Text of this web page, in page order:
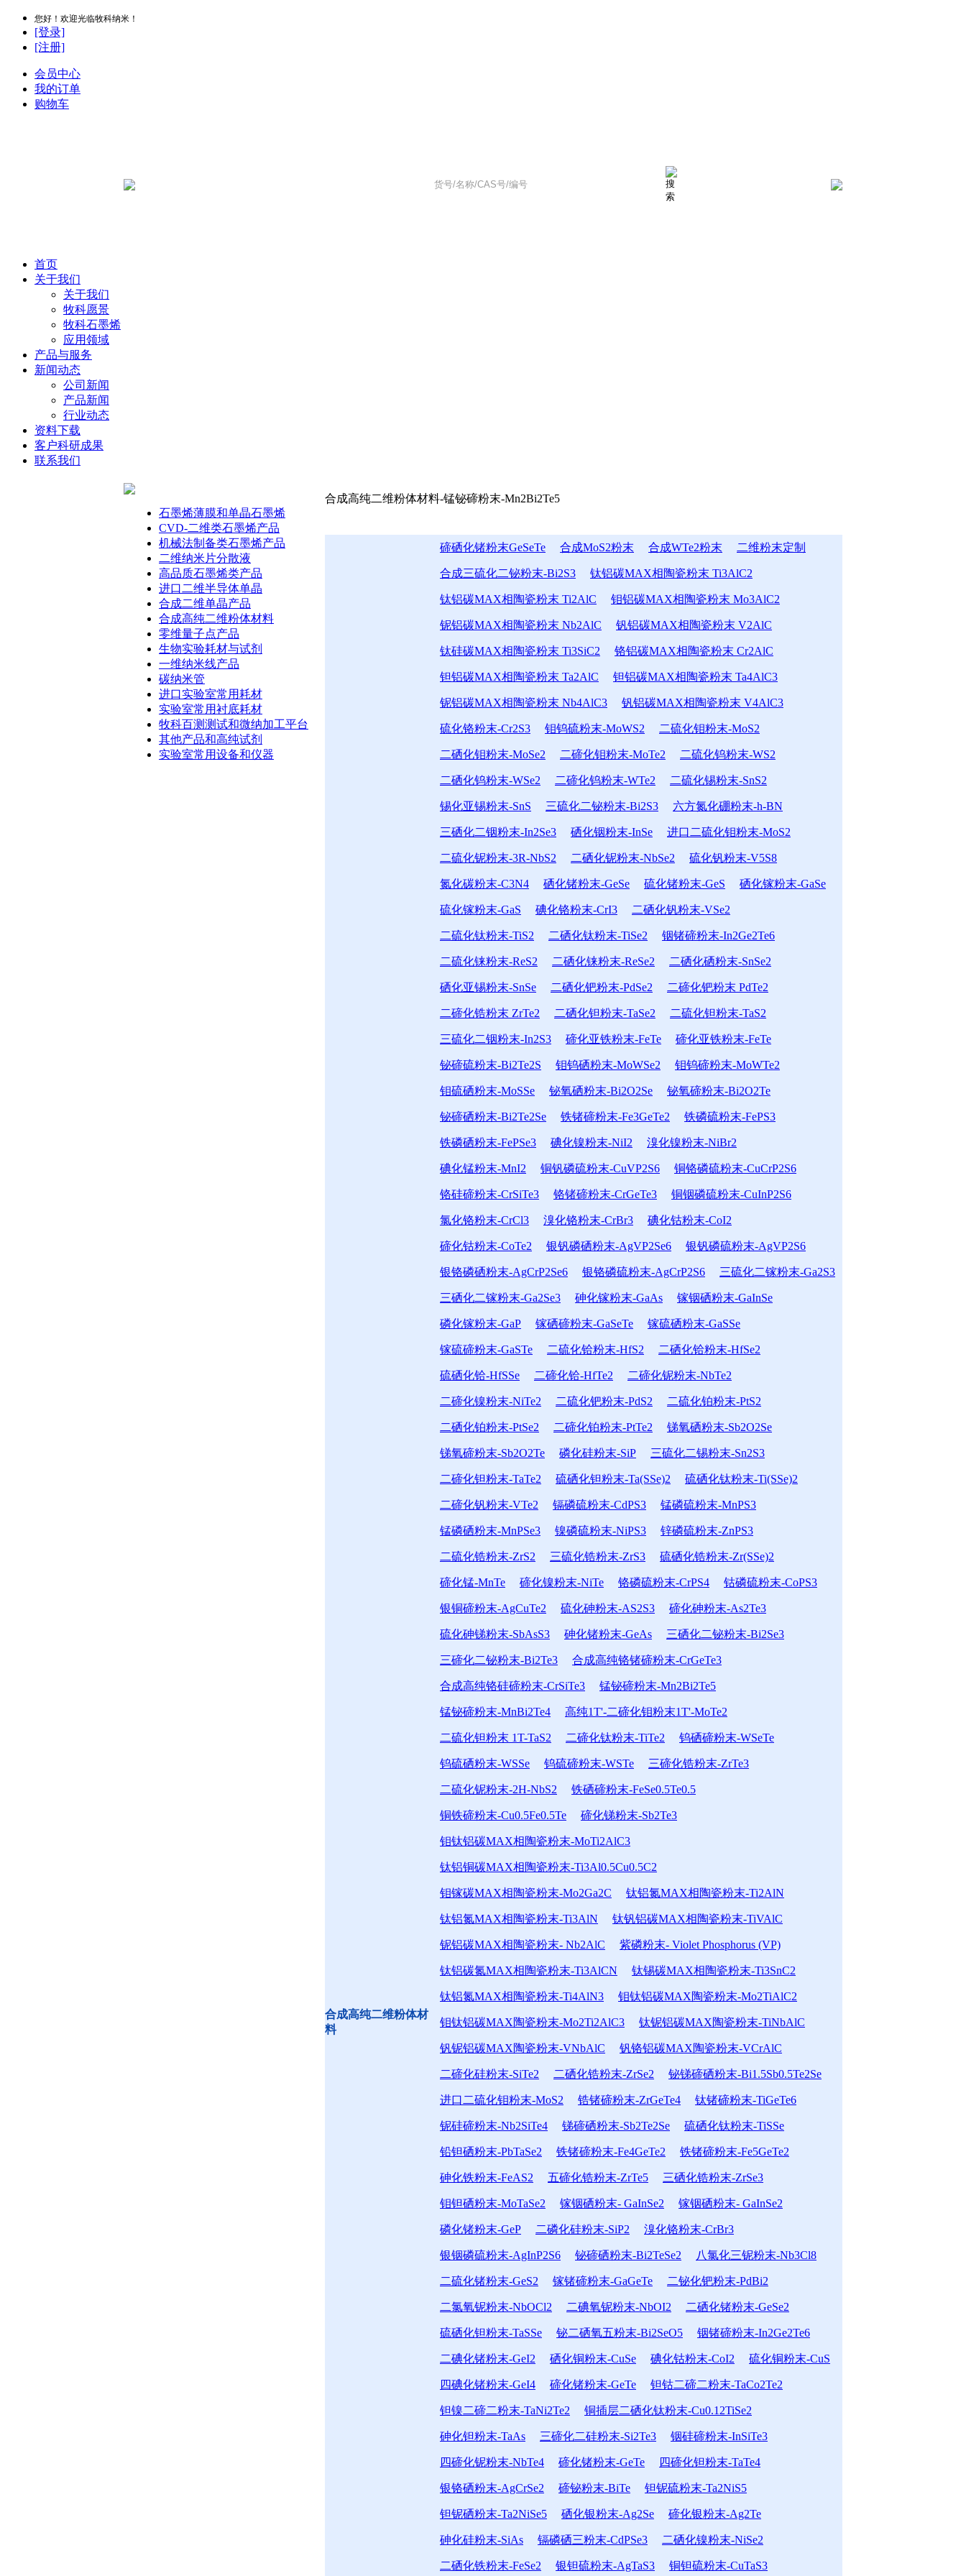
您好！欢迎光临牧科纳米！
[登录]
[注册]
会员中心
我的订单
购物车
首页
关于我们
关于我们
牧科愿景
牧科石墨烯
应用领域
产品与服务
新闻动态
公司新闻
产品新闻
行业动态
资料下载
客户科研成果
联系我们
石墨烯薄膜和单晶石墨烯
CVD-二维类石墨烯产品
机械法制备类石墨烯产品
二维纳米片分散液
高品质石墨烯类产品
进口二维半导体单晶
合成二维单晶产品
合成高纯二维粉体材料
零维量子点产品
生物实验耗材与试剂
一维纳米线产品
碳纳米管
进口实验室常用耗材
实验室常用衬底耗材
牧科百测测试和微纳加工平台
其他产品和高纯试剂
实验室常用设备和仪器
合成高纯二维粉体材料-锰铋碲粉末-Mn2Bi2Te5
合成高纯二维粉体材
料
碲硒化锗粉末GeSeTe 合成MoS2粉末 合成WTe2粉末 二维粉末定制
合成三硫化二铋粉末-Bi2S3 钛铝碳MAX相陶瓷粉末 Ti3AlC2
钛铝碳MAX相陶瓷粉末 Ti2AlC 钼铝碳MAX相陶瓷粉末 Mo3AlC2
铌铝碳MAX相陶瓷粉末 Nb2AlC 钒铝碳MAX相陶瓷粉末 V2AlC
钛硅碳MAX相陶瓷粉末 Ti3SiC2 铬铝碳MAX相陶瓷粉末 Cr2AlC
钽铝碳MAX相陶瓷粉末 Ta2AlC 钽铝碳MAX相陶瓷粉末 Ta4AlC3
铌铝碳MAX相陶瓷粉末 Nb4AlC3 钒铝碳MAX相陶瓷粉末 V4AlC3
硫化铬粉末-Cr2S3 钼钨硫粉末-MoWS2 二硫化钼粉末-MoS2
二硒化钼粉末-MoSe2 二碲化钼粉末-MoTe2 二硫化钨粉末-WS2
二硒化钨粉末-WSe2 二碲化钨粉末-WTe2 二硫化锡粉末-SnS2
锡化亚锡粉末-SnS 三硫化二铋粉末-Bi2S3 六方氮化硼粉末-h-BN
三硒化二铟粉末-In2Se3 硒化铟粉末-InSe 进口二硫化钼粉末-MoS2
二硫化铌粉末-3R-NbS2 二硒化铌粉末-NbSe2 硫化钒粉末-V5S8
氮化碳粉末-C3N4 硒化锗粉末-GeSe 硫化锗粉末-GeS 硒化镓粉末-GaSe
硫化镓粉末-GaS 碘化铬粉末-CrI3 二硒化钒粉末-VSe2
二硫化钛粉末-TiS2 二硒化钛粉末-TiSe2 铟锗碲粉末-In2Ge2Te6
二硫化铼粉末-ReS2 二硒化铼粉末-ReSe2 二硒化硒粉末-SnSe2
硒化亚锡粉末-SnSe 二硒化钯粉末-PdSe2 二碲化钯粉末 PdTe2
二碲化锆粉末 ZrTe2 二硒化钽粉末-TaSe2 二硫化钽粉末-TaS2
三硫化二铟粉末-In2S3 碲化亚铁粉末-FeTe 碲化亚铁粉末-FeTe
铋碲硫粉末-Bi2Te2S 钼钨硒粉末-MoWSe2 钼钨碲粉末-MoWTe2
钼硫硒粉末-MoSSe 铋氧硒粉末-Bi2O2Se 铋氧碲粉末-Bi2O2Te
铋碲硒粉末-Bi2Te2Se 铁锗碲粉末-Fe3GeTe2 铁磷硫粉末-FePS3
铁磷硒粉末-FePSe3 碘化镍粉末-NiI2 溴化镍粉末-NiBr2
碘化锰粉末-MnI2 铜钒磷硫粉末-CuVP2S6 铜铬磷硫粉末-CuCrP2S6
铬硅碲粉末-CrSiTe3 铬锗碲粉末-CrGeTe3 铜铟磷硫粉末-CuInP2S6
氯化铬粉末-CrCl3 溴化铬粉末-CrBr3 碘化钴粉末-CoI2
碲化钴粉末-CoTe2 银钒磷硒粉末-AgVP2Se6 银钒磷硫粉末-AgVP2S6
银铬磷硒粉末-AgCrP2Se6 银铬磷硫粉末-AgCrP2S6 三硫化二镓粉末-Ga2S3
三硒化二镓粉末-Ga2Se3 砷化镓粉末-GaAs 镓铟硒粉末-GaInSe
磷化镓粉末-GaP 镓硒碲粉末-GaSeTe 镓硫硒粉末-GaSSe
镓硫碲粉末-GaSTe 二硫化铪粉末-HfS2 二硒化铪粉末-HfSe2
硫硒化铪-HfSSe 二碲化铪-HfTe2 二碲化铌粉末-NbTe2
二碲化镍粉末-NiTe2 二硫化钯粉末-PdS2 二硫化铂粉末-PtS2
二硒化铂粉末-PtSe2 二碲化铂粉末-PtTe2 锑氧硒粉末-Sb2O2Se
锑氧碲粉末-Sb2O2Te 磷化硅粉末-SiP 三硫化二锡粉末-Sn2S3
二碲化钽粉末-TaTe2 硫硒化钽粉末-Ta(SSe)2 硫硒化钛粉末-Ti(SSe)2
二碲化钒粉末-VTe2 镉磷硫粉末-CdPS3 锰磷硫粉末-MnPS3
锰磷硒粉末-MnPSe3 镍磷硫粉末-NiPS3 锌磷硫粉末-ZnPS3
二硫化锆粉末-ZrS2 三硫化锆粉末-ZrS3 硫硒化锆粉末-Zr(SSe)2
碲化锰-MnTe 碲化镍粉末-NiTe 铬磷硫粉末-CrPS4 钴磷硫粉末-CoPS3
银铜碲粉末-AgCuTe2 硫化砷粉末-AS2S3 碲化砷粉末-As2Te3
硫化砷锑粉末-SbAsS3 砷化锗粉末-GeAs 三硒化二铋粉末-Bi2Se3
三碲化二铋粉末-Bi2Te3 合成高纯铬锗碲粉末-CrGeTe3
合成高纯铬硅碲粉末-CrSiTe3 锰铋碲粉末-Mn2Bi2Te5
锰铋碲粉末-MnBi2Te4 高纯1T'-二碲化钼粉末1T'-MoTe2
二硫化钽粉末 1T-TaS2 二碲化钛粉末-TiTe2 钨硒碲粉末-WSeTe
钨硫硒粉末-WSSe 钨硫碲粉末-WSTe 三碲化锆粉末-ZrTe3
二硫化铌粉末-2H-NbS2 铁硒碲粉末-FeSe0.5Te0.5
铜铁碲粉末-Cu0.5Fe0.5Te 碲化锑粉末-Sb2Te3
钼钛铝碳MAX相陶瓷粉末-MoTi2AlC3
钛铝铜碳MAX相陶瓷粉末-Ti3Al0.5Cu0.5C2
钼镓碳MAX相陶瓷粉末-Mo2Ga2C 钛铝氮MAX相陶瓷粉末-Ti2AlN
钛铝氮MAX相陶瓷粉末-Ti3AlN 钛钒铝碳MAX相陶瓷粉末-TiVAlC
铌铝碳MAX相陶瓷粉末- Nb2AlC 紫磷粉末- Violet Phosphorus (VP)
钛铝碳氮MAX相陶瓷粉末-Ti3AlCN 钛锡碳MAX相陶瓷粉末-Ti3SnC2
钛铝氮MAX相陶瓷粉末-Ti4AlN3 钼钛铝碳MAX陶瓷粉末-Mo2TiAlC2
钼钛铝碳MAX陶瓷粉末-Mo2Ti2AlC3 钛铌铝碳MAX陶瓷粉末-TiNbAlC
钒铌铝碳MAX陶瓷粉末-VNbAlC 钒铬铝碳MAX陶瓷粉末-VCrAlC
二碲化硅粉末-SiTe2 二硒化锆粉末-ZrSe2 铋锑碲硒粉末-Bi1.5Sb0.5Te2Se
进口二硫化钼粉末-MoS2 锆锗碲粉末-ZrGeTe4 钛锗碲粉末-TiGeTe6
铌硅碲粉末-Nb2SiTe4 锑碲硒粉末-Sb2Te2Se 硫硒化钛粉末-TiSSe
铅钽硒粉末-PbTaSe2 铁锗碲粉末-Fe4GeTe2 铁锗碲粉末-Fe5GeTe2
砷化铁粉末-FeAS2 五碲化锆粉末-ZrTe5 三硒化锆粉末-ZrSe3
钼钽硒粉末-MoTaSe2 镓铟硒粉末- GaInSe2 镓铟硒粉末- GaInSe2
磷化锗粉末-GeP 二磷化硅粉末-SiP2 溴化铬粉末-CrBr3
银铟磷硫粉末-AgInP2S6 铋碲硒粉末-Bi2TeSe2 八氯化三铌粉末-Nb3Cl8
二硫化锗粉末-GeS2 镓锗碲粉末-GaGeTe 二铋化钯粉末-PdBi2
二氯氧铌粉末-NbOCl2 二碘氧铌粉末-NbOI2 二硒化锗粉末-GeSe2
硫硒化钽粉末-TaSSe 铋二硒氧五粉末-Bi2SeO5 铟锗碲粉末-In2Ge2Te6
二碘化锗粉末-GeI2 硒化铜粉末-CuSe 碘化钴粉末-CoI2 硫化铜粉末-CuS
四碘化锗粉末-GeI4 碲化锗粉末-GeTe 钽钴二碲二粉末-TaCo2Te2
钽镍二碲二粉末-TaNi2Te2 铜插层二硒化钛粉末-Cu0.12TiSe2
砷化钽粉末-TaAs 三碲化二硅粉末-Si2Te3 铟硅碲粉末-InSiTe3
四碲化铌粉末-NbTe4 碲化锗粉末-GeTe 四碲化钽粉末-TaTe4
银铬硒粉末-AgCrSe2 碲铋粉末-BiTe 钽铌硫粉末-Ta2NiS5
钽铌硒粉末-Ta2NiSe5 硒化银粉末-Ag2Se 碲化银粉末-Ag2Te
砷化硅粉末-SiAs 镉磷硒三粉末-CdPSe3 二硒化镍粉末-NiSe2
二硒化铁粉末-FeSe2 银钽硫粉末-AgTaS3 铜钽硫粉末-CuTaS3